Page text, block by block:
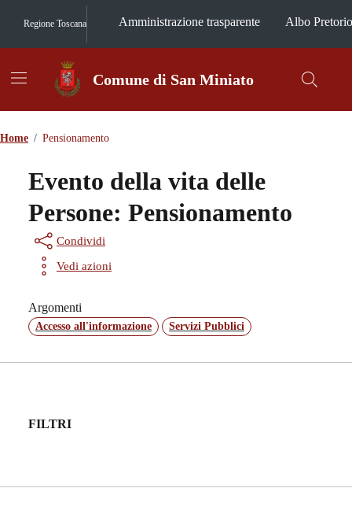
Regione Toscana Amministrazione trasparente Albo Pretorio
Comune di San Miniato
Home / Pensionamento
Evento della vita delle
Persone: Pensionamento
Condividi
Vedi azioni
Argomenti
Accesso all'informazione Servizi Pubblici
FILTRI